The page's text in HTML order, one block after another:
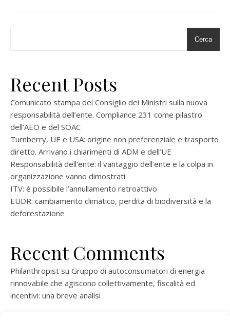
Cerca
Recent Posts
Comunicato stampa del Consiglio dei Ministri sulla nuova
responsabilità dell’ente. Compliance 231 come pilastro
dell’AEO e del SOAC
Turnberry, UE e USA: origine non preferenziale e trasporto
diretto. Arrivano i chiarimenti di ADM e dell’UE
Responsabilità dell’ente: il vantaggio dell’ente e la colpa in
organizzazione vanno dimostrati
ITV: è possibile l’annullamento retroattivo
EUDR: cambiamento climatico, perdita di biodiversità e la
deforestazione
Recent Comments
Philanthropist su Gruppo di autoconsumatori di energia
rinnovabile che agiscono collettivamente, fiscalità ed
incentivi: una breve analisi